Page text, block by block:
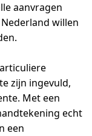
aanvragen
willen
zijn ingevuld,
Met een
echt
een